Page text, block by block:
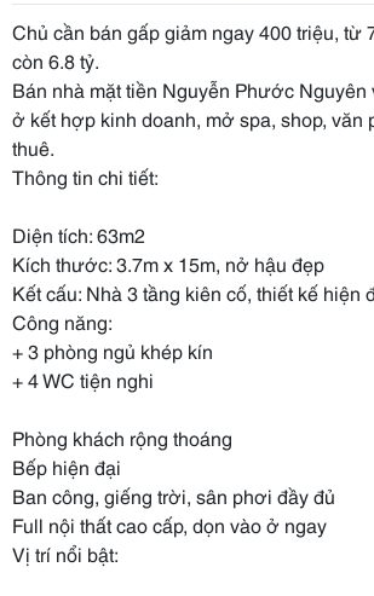
Chủ cần bán gấp giảm ngay 400 triệu, từ
còn 6.8 tỷ.
Bán nhà mặt tiền Nguyễn Phước Nguyên
ở kết hợp kinh doanh, mở spa, shop, văn
thuê.
Thông tin chi tiết:
Diện tích: 63m2
Kích thước: 3.7m x 15m, nở hậu đẹp
Kết cấu: Nhà 3 tầng kiên cố, thiết kế hiện
Công năng:
+ 3 phòng ngủ khép kín
+ 4 WC tiện nghi
Phòng khách rộng thoáng
Bếp hiện đại
Ban công, giếng trời, sân phơi đầy đủ
Full nội thất cao cấp, dọn vào ở ngay
Vị trí nổi bật: